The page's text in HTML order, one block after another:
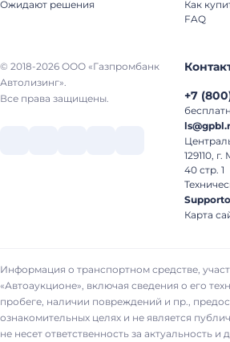
© 2018-2026 ООО «Газпромбанк
Автолизинг».
Все права защищены.
Ожидают решения
Как
FAQ
+7 (800
129110,
40 стр. 1
Карта
Информация о транспортном средстве,
«Автоаукционе», включая сведения о его
пробеге, наличии повреждений и пр.,
ознакомительных целях и не является
не несет ответственность за актуальность и